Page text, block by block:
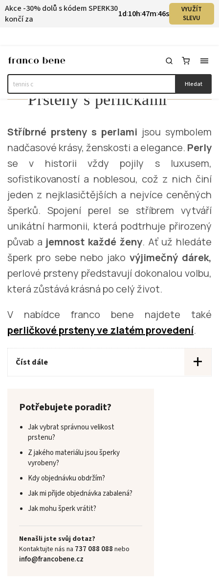
Akce -30% dolů s kódem SPERK30
končí za
1d:10h:47m:46s
VYUŽÍT
SLEVU
Hledat
Prsteny s perličkami
Stříbrné prsteny s perlami jsou symbolem
nadčasové krásy, ženskosti a elegance. Perly
se v historii vždy pojily s luxusem,
sofistikovaností a noblesou, což z nich činí
jeden z nejklasičtějších a nejvíce ceněných
šperků. Spojení perel se stříbrem vytváří
unikátní harmonii, která podtrhuje přirozený
půvab a jemnost každé ženy. Ať už hledáte
šperk pro sebe nebo jako výjimečný dárek,
perlové prsteny představují dokonalou volbu,
která zůstává krásná po celý život.
V nabídce franco bene najdete také
perličkové prsteny ve zlatém provedení.
Číst dále +
Potřebujete poradit?
Jak vybrat správnou velikost
prstenu?
Z jakého materiálu jsou šperky
vyrobeny?
Kdy objednávku obdržím?
Jak mi přijde objednávka zabalená?
Jak mohu šperk vrátit?
Nenašli jste svůj dotaz?
Kontaktujte nás na 737 088 088 nebo
info@francobene.cz